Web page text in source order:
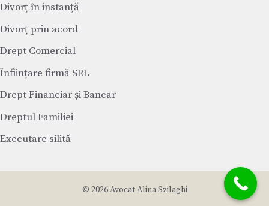
Divorț în instanță
Divorț prin acord
Drept Comercial
Înființare firmă SRL
Drept Financiar și Bancar
Dreptul Familiei
Executare silită
© 2026 Avocat Alina Szilaghi